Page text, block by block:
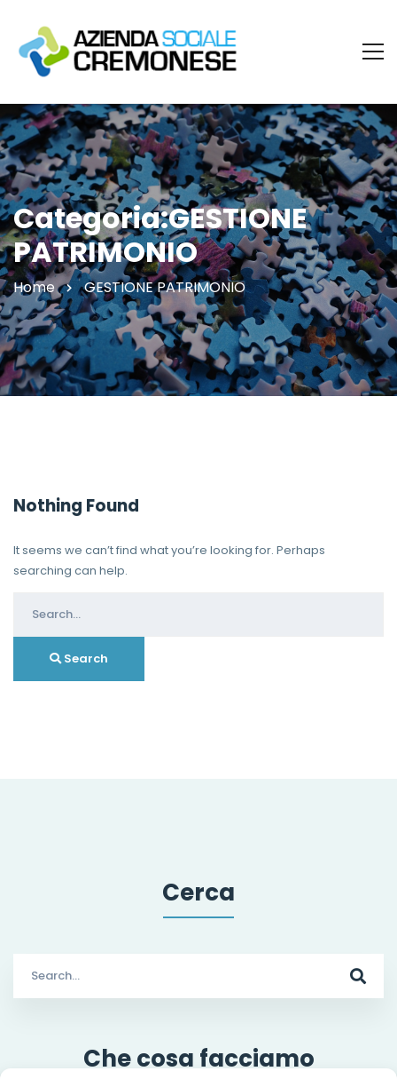
Categoria:GESTIONE
PATRIMONIO
Home GESTIONE PATRIMONIO
Nothing Found
It seems we can’t find what you’re looking for. Perhaps
searching can help.
for:
Search
Cerca
for:
Che cosa facciamo